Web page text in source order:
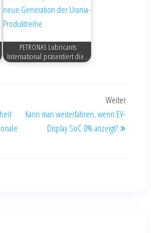
PETRONAS Lubricants
International präsentiert die…
Weiter
Kann man weiterfahren, wenn EV-
Display SoC 0% anzeigt?